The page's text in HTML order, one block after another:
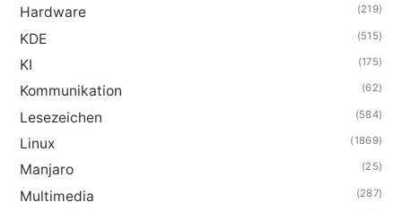
Hardware (219)
KDE (515)
KI (175)
Kommunikation (62)
Lesezeichen (584)
Linux (1869)
Manjaro (25)
Multimedia (287)